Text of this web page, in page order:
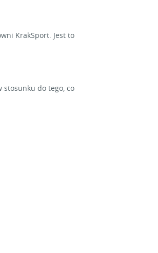
KrakSport. Jest to
stosunku do tego, co